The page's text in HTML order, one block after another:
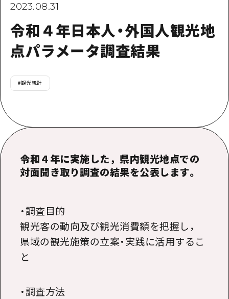
HOME
運営について
新着情報
お問い合わせ
2023.08.31
令和４年日本人・外国人観光地
点パラメータ調査結果
#観光統計
令和４年に実施した，県内観光地点での
対面聞き取り調査の結果を公表します。
・調査目的
観光客の動向及び観光消費額を把握し，
県域の観光施策の立案・実践に活用するこ
と
・調査方法